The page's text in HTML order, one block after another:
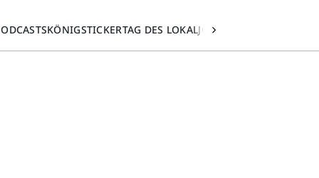
KÖNIGSTICKERTAG DES LOKALJOURNALISMUS